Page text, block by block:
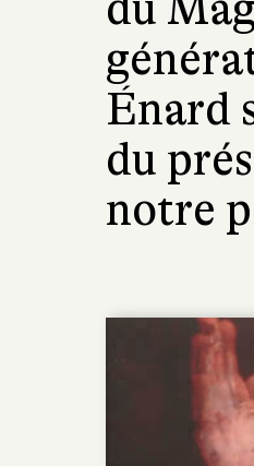
Énard
du
notre